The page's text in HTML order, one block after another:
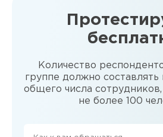
Количество
группе должно составлять
общего числа
не более 100